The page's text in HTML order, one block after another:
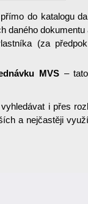
přímo do katalogu
daného
(za
MVS –
i přes
a nejčastěji